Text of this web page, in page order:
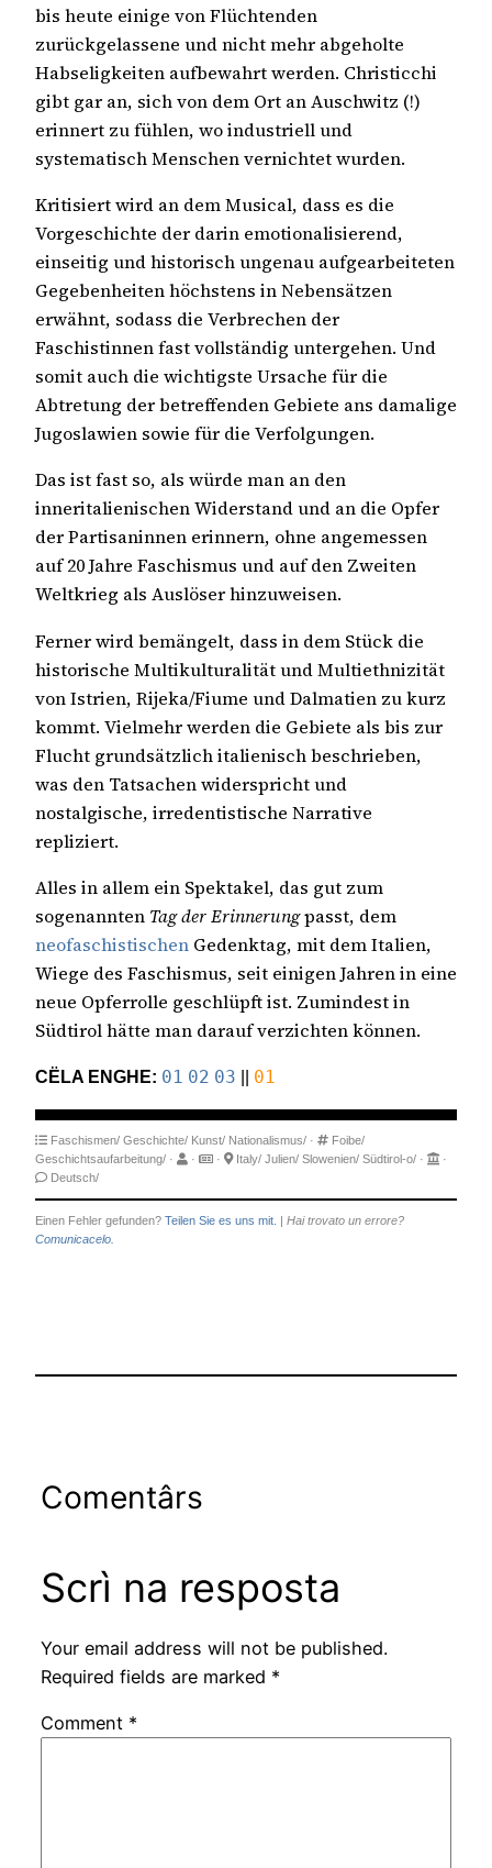
bis heute einige von Flüchtenden
zurückgelassene und nicht mehr abgeholte
Habseligkeiten aufbewahrt werden. Christicchi
gibt gar an, sich von dem Ort an Auschwitz (!)
erinnert zu fühlen, wo industriell und
systematisch Menschen vernichtet wurden.
Kritisiert wird an dem Musical, dass es die
Vorgeschichte der darin emotionalisierend,
einseitig und historisch ungenau aufgearbeiteten
Gegebenheiten höchstens in Nebensätzen
erwähnt, sodass die Verbrechen der
Faschistinnen fast vollständig untergehen. Und
somit auch die wichtigste Ursache für die
Abtretung der betreffenden Gebiete ans damalige
Jugoslawien sowie für die Verfolgungen.
Das ist fast so, als würde man an den
inneritalienischen Widerstand und an die Opfer
der Partisaninnen erinnern, ohne angemessen
auf 20 Jahre Faschismus und auf den Zweiten
Weltkrieg als Auslöser hinzuweisen.
Ferner wird bemängelt, dass in dem Stück die
historische Multikulturalität und Multiethnizität
von Istrien, Rijeka/Fiume und Dalmatien zu kurz
kommt. Vielmehr werden die Gebiete als bis zur
Flucht grundsätzlich italienisch beschrieben,
was den Tatsachen widerspricht und
nostalgische, irredentistische Narrative
repliziert.
Alles in allem ein Spektakel, das gut zum
sogenannten Tag der Erinnerungpasst, dem
neofaschistischen Gedenktag, mit dem Italien,
Wiege des Faschismus, seit einigen Jahren in eine
neue Opferrolle geschlüpft ist. Zumindest in
Südtirol hätte man darauf verzichten können.
CËLA ENGHE: 01 02 03 || 01
Faschismen/ Geschichte/ Kunst/ Nationalismus/ ·
Foibe/
Geschichtsaufarbeitung/ · · · Italy/ Julien/ Slowenien/ Südtirol-o/ ·
·
Deutsch/
Einen Fehler gefunden? Teilen Sie es uns mit.
Hai trovato un errore?
Comunicacelo.
Comentârs
Scrì na resposta
Your email address will not be published.
Required fields are marked *
Comment *